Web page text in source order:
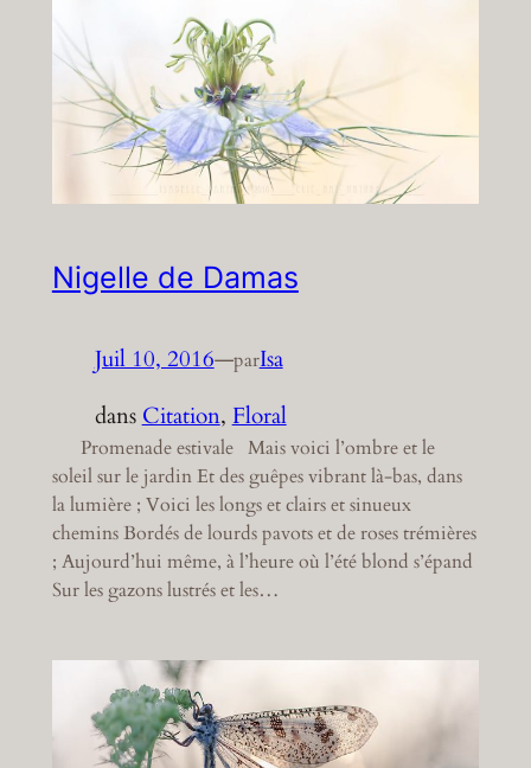
Nigelle de Damas
Juil 10, 2016—parIsa
dansCitation, Floral
Promenade estivale Mais voici l’ombre et le
soleil sur le jardin Et des guêpes vibrant là-bas, dans
la lumière ; Voici les longs et clairs et sinueux
chemins Bordés de lourds pavots et de roses trémières
; Aujourd’hui même, à l’heure où l’été blond s’épand
Sur les gazons lustrés et les…